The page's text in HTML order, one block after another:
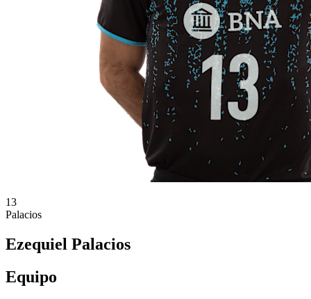
13
Palacios
Ezequiel Palacios
Equipo